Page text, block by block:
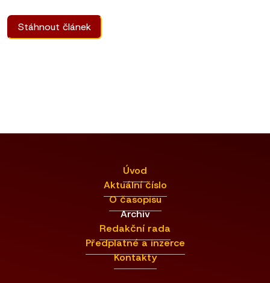
Stáhnout článek
Úvod
Aktuální číslo
O časopisu
Archiv
Redakční rada
Předplatné a inzerce
Kontakty